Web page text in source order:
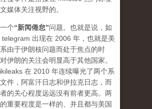
媒体关注视野的。
个“新闻倦怠”问题。也就是说，如
telegram 出现在 2006 年，也就是美
由于伊朗核问题而处于焦点的时
伊朗的关注会明显高于其他国家。
在 2010 年连续曝光了两个系
件，阿富汗日志和伊拉克日志，而
的关心程度远远没有前者更高。两
重要程度是一样的、并且都与美国